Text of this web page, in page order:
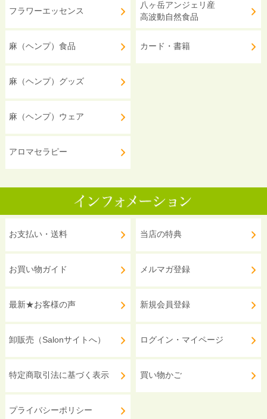
フラワーエッセンス
麻（ヘンプ）食品
麻（ヘンプ）グッズ
麻（ヘンプ）ウェア
アロマセラピー
八ヶ岳アンジェリ産
高波動自然食品
カード・書籍
お支払い・送料
お買い物ガイド
最新★お客様の声
卸販売（Salonサイトへ）
特定商取引法に基づく表示
プライバシーポリシー
当店の特典
メルマガ登録
新規会員登録
ログイン・マイページ
買い物かご